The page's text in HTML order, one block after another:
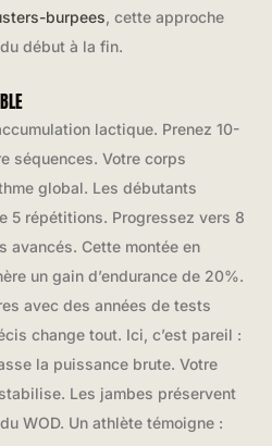
burpees , cette approche
début à la fin.
lactique. Prenez 10-
séquences. Votre corps
global. Les débutants
5 répétitions. Progressez vers 8
avancés. Cette montée en
un gain d’endurance de 20%.
avec des années de tests
change tout. Ici, c’est pareil :
la puissance brute. Votre
Les jambes préservent
WOD. Un athlète témoigne :